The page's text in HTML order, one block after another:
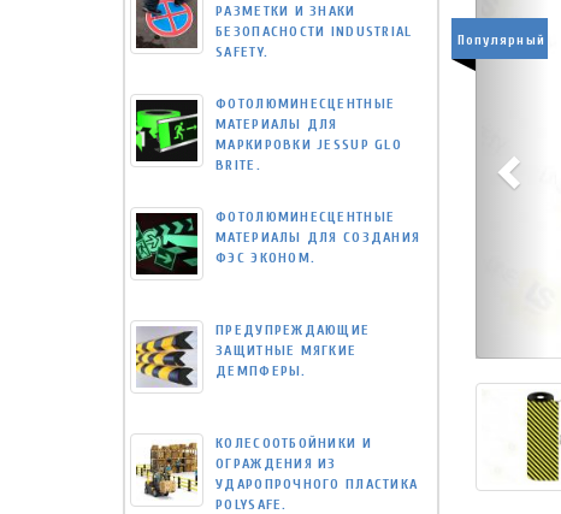
Популярный
РАЗМЕТКИ И ЗНАКИ
БЕЗОПАСНОСТИ INDUSTRIAL
SAFETY.
ФОТОЛЮМИНЕСЦЕНТНЫЕ
МАТЕРИАЛЫ ДЛЯ
МАРКИРОВКИ JESSUP GLO
BRITE.
ФОТОЛЮМИНЕСЦЕНТНЫЕ
МАТЕРИАЛЫ ДЛЯ СОЗДАНИЯ
ФЭС ЭКОНОМ.
ПРЕДУПРЕЖДАЮЩИЕ
ЗАЩИТНЫЕ МЯГКИЕ
ДЕМПФЕРЫ.
КОЛЕСООТБОЙНИКИ И
ОГРАЖДЕНИЯ ИЗ
УДАРОПРОЧНОГО ПЛАСТИКА
POLYSAFE.